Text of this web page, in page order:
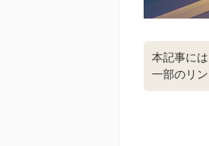
本記事に
一部のリ